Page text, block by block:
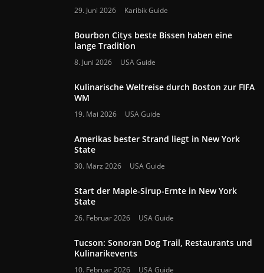
29. Juni 2026 Karibik Guide
Bourbon Citys beste Bissen haben eine
lange Tradition
8. Juni 2026 USA Guide
Kulinarische Weltreise durch Boston zur FIFA
WM
19. Mai 2026 USA Guide
Amerikas bester Strand liegt in New York
State
30. März 2026 USA Guide
Start der Maple-Sirup-Ernte in New York
State
26. Februar 2026 USA Guide
Tucson: Sonoran Dog Trail, Restaurants und
Kulinarikevents
10. Februar 2026 USA Guide